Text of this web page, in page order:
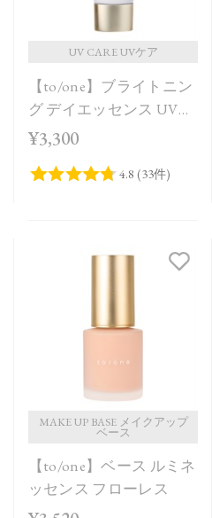
UV CARE UVケア
【to/one】ブライトニン
グ デイエッセンス UV
Lilac Pink
¥3,300
MAKE UP BASE メイクアップ
ベース
【to/one】ベース ルミネ
ッセンス フローレス